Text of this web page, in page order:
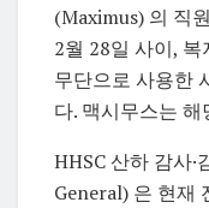
(Maximus) 의 직
2월 28일 사이,
무단으로 사용한
다. 맥시무스는
HHSC 산하 감사
General) 은 현재